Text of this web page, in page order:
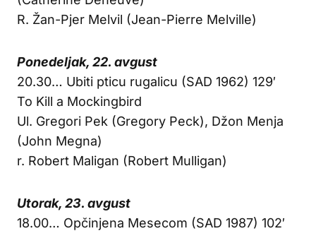
R. Žan-Pjer Melvil (Jean-Pierre Melville)
Ponedeljak, 22. avgust
20.30… Ubiti pticu rugalicu (SAD 1962) 129′
To Kill a Mockingbird
Ul. Gregori Pek (Gregory Peck), Džon Menja
(John Megna)
r. Robert Maligan (Robert Mulligan)
Utorak, 23. avgust
18.00… Opčinjena Mesecom (SAD 1987) 102′